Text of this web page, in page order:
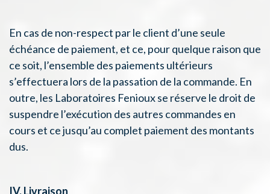
En cas de non-respect par le client d’une seule
échéance de paiement, et ce, pour quelque raison que
ce soit, l’ensemble des paiements ultérieurs
s’effectuera lors de la passation de la commande. En
outre, les Laboratoires Fenioux se réserve le droit de
suspendre l’exécution des autres commandes en
cours et ce jusqu’au complet paiement des montants
dus.
IV. Livraison